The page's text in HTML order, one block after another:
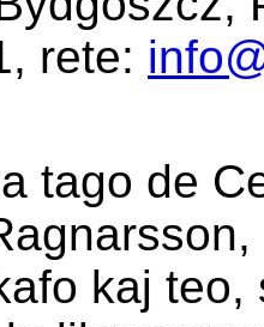
rete:
tago de
kaj